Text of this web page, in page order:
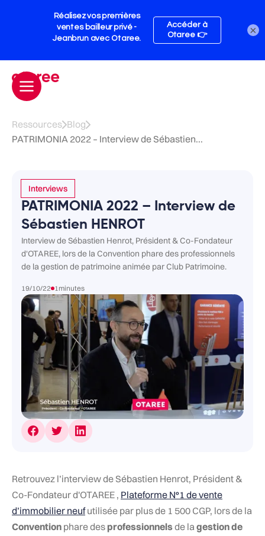
Ressources Blog
PATRIMONIA 2022 – Interview de Sébastien...
Interviews
PATRIMONIA 2022 – Interview de
Sébastien HENROT
Interview de Sébastien Henrot, Président & Co-Fondateur
d'OTAREE, lors de la Convention phare des professionnels
de la gestion de patrimoine animée par Club Patrimoine.
19/10/22 1minutes
Retrouvez l’interview de Sébastien Henrot, Président &
Co-Fondateur d'OTAREE , Plateforme N°1 de vente
d’immobilier neufutilisée par plus de 1 500 CGP, lors de la
Convention phare desprofessionnelsde la gestion de
×